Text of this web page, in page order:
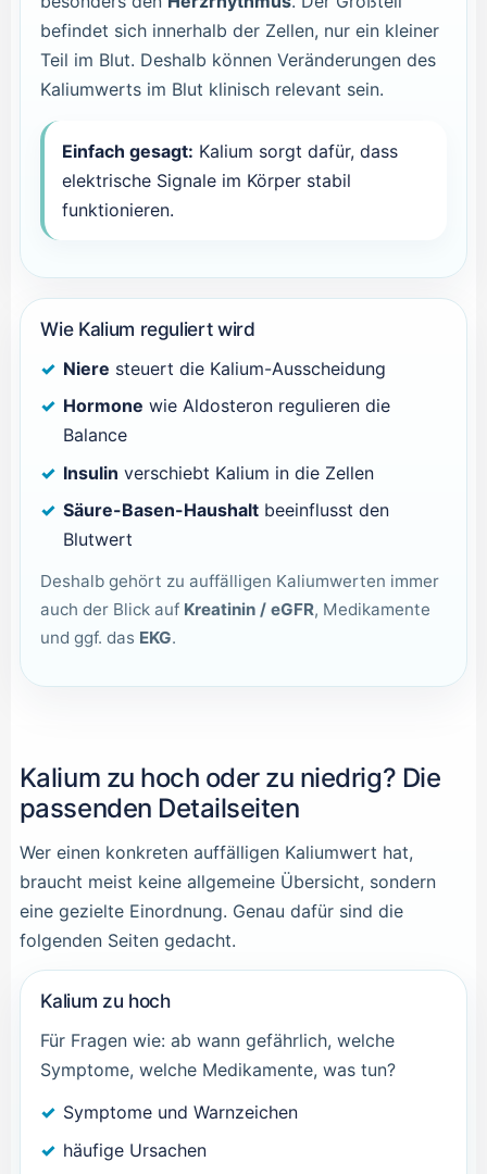
befindet sich innerhalb der Zellen, nur ein kleiner
Teil im Blut. Deshalb können Veränderungen des
Kaliumwerts im Blut klinisch relevant sein.
Einfach gesagt: Kalium sorgt dafür, dass
elektrische Signale im Körper stabil
funktionieren.
Wie Kalium reguliert wird
Niere steuert die Kalium-Ausscheidung
Hormone wie Aldosteron regulieren die
Balance
Insulin verschiebt Kalium in die Zellen
Säure-Basen-Haushalt beeinflusst den
Blutwert
Deshalb gehört zu auffälligen Kaliumwerten immer
auch der Blick auf Kreatinin / eGFR, Medikamente
und ggf. das EKG.
Kalium zu hoch oder zu niedrig? Die
passenden Detailseiten
Wer einen konkreten auffälligen Kaliumwert hat,
braucht meist keine allgemeine Übersicht, sondern
eine gezielte Einordnung. Genau dafür sind die
folgenden Seiten gedacht.
Kalium zu hoch
Für Fragen wie: ab wann gefährlich, welche
Symptome, welche Medikamente, was tun?
Symptome und Warnzeichen
häufige Ursachen